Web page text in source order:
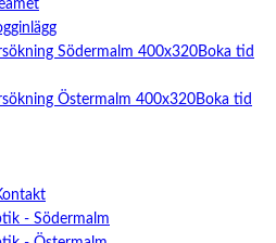
Boka tid
Boka tid
- Södermalm